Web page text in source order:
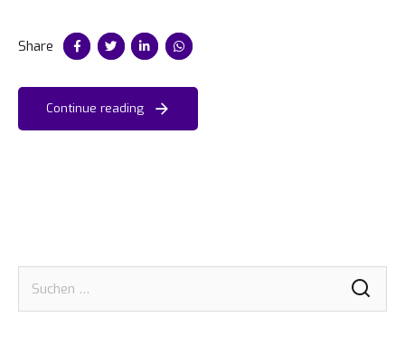
Share
Continue reading
nach: